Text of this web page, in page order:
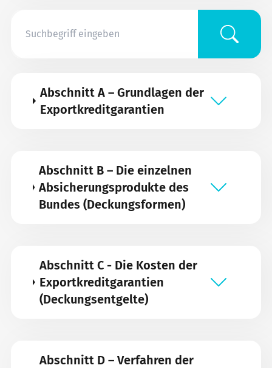
Abschnitt A – Grundlagen der
Exportkreditgarantien
Abschnitt B – Die einzelnen
Absicherungsprodukte des
Bundes (Deckungsformen)
Abschnitt C - Die Kosten der
Exportkreditgarantien
(Deckungsentgelte)
Abschnitt D – Verfahren der